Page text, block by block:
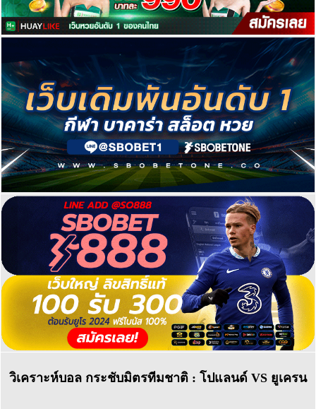
วิเคราะห์บอล กระชับมิตรทีมชาติ : โปแลนด์ VS ยูเครน